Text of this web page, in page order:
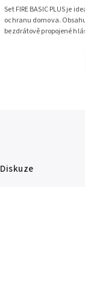
Set FIRE BASIC PLUS je
ochranu domova.
bezdrátově propojené
Diskuze